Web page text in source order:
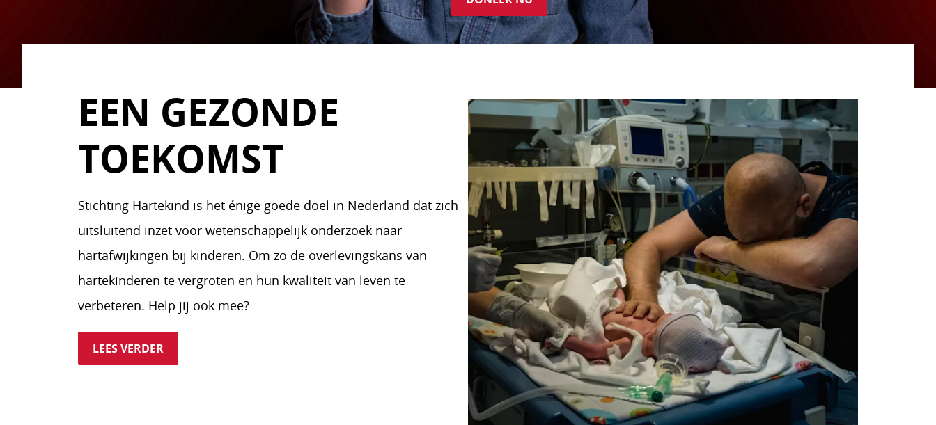
EEN GEZONDE
TOEKOMST
Stichting Hartekind is het énige goede doel in Nederland dat zich
uitsluitend inzet voor wetenschappelijk onderzoek naar
hartafwijkingen bij kinderen. Om zo de overlevingskans van
hartekinderen te vergroten en hun kwaliteit van leven te
verbeteren. Help jij ook mee?
LEES VERDER